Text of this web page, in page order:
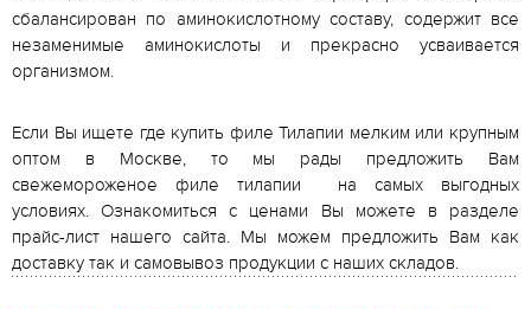
сбалансирован по аминокислотному составу, содержит все
незаменимые аминокислоты и прекрасно усваивается
организмом.
Если Вы ищете где купить филе Тилапии мелким или крупным
оптом в Москве, то мы рады предложить Вам
свежемороженое филе тилапии на самых выгодных
условиях. Ознакомиться с ценами Вы можете в разделе
прайс-лист нашего сайта. Мы можем предложить Вам как
доставку так и самовывоз продукции с наших складов.